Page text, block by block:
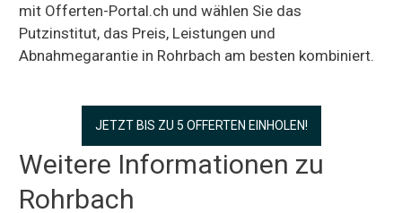
mit Offerten-Portal.ch und wählen Sie das
Putzinstitut, das Preis, Leistungen und
Abnahmegarantie in Rohrbach am besten kombiniert.
JETZT BIS ZU 5 OFFERTEN EINHOLEN!
Weitere Informationen zu
Rohrbach